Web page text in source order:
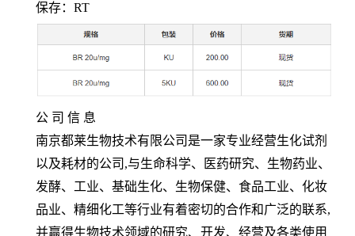
保存： RT
公 司 信 息
南京都莱生物技术有限公司是一家专业经营生化试剂
以及耗材的公司 ,与生命科学、医药研究、生物药业、
发酵、工业、基础生化、生物保健、食品工业、化妆
品业、精细化工等行业有着密切的合作和广泛的联系,
并赢得生物技术领域的研究、开发、经营及各类使用